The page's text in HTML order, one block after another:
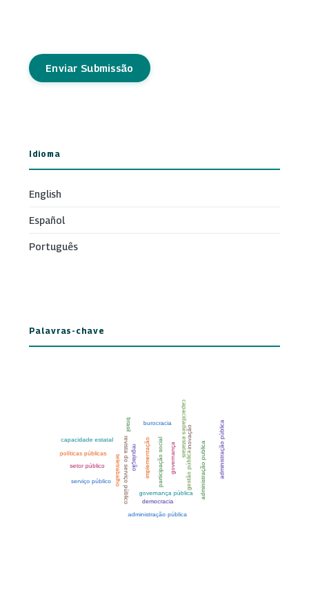
Enviar Submissão
Idioma
English
Español
Português
Palavras-chave